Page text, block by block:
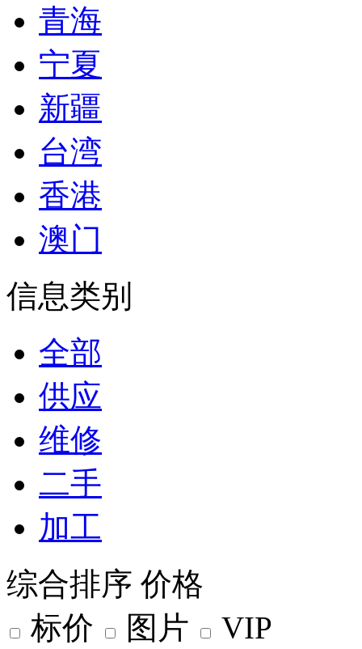
青海
宁夏
新疆
台湾
香港
澳门
信息类别
全部
供应
维修
二手
加工
综合排序 价格
标价
图片
VIP